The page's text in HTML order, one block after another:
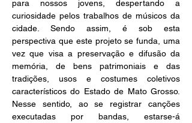
para nossos jovens, despertando a
curiosidade pelos trabalhos de músicos da
cidade. Sendo assim, é sob esta
perspectiva que este projeto se funda, uma
vez que visa a preservação e difusão da
memória, de bens patrimoniais e das
tradições, usos e costumes coletivos
característicos do Estado de Mato Grosso.
Nesse sentido, ao se registrar canções
executadas por bandas, estarse-á